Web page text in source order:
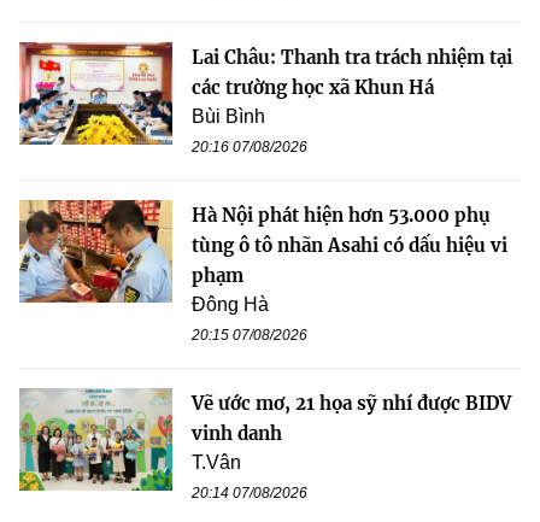
Lai Châu: Thanh tra trách nhiệm tại
các trường học xã Khun Há
Bùi Bình
20:16 07/08/2026
Hà Nội phát hiện hơn 53.000 phụ
tùng ô tô nhãn Asahi có dấu hiệu vi
phạm
Đông Hà
20:15 07/08/2026
Vẽ ước mơ, 21 họa sỹ nhí được BIDV
vinh danh
T.Vân
20:14 07/08/2026